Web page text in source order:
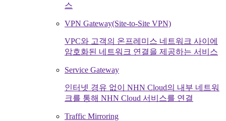
스
VPN Gateway(Site-to-Site VPN)
VPC와 고객의 온프레미스 네트워크 사이에
암호화된 네트워크 연결을 제공하는 서비스
Service Gateway
인터넷 경유 없이 NHN Cloud의 내부 네트워
크를 통해 NHN Cloud 서비스를 연결
Traffic Mirroring